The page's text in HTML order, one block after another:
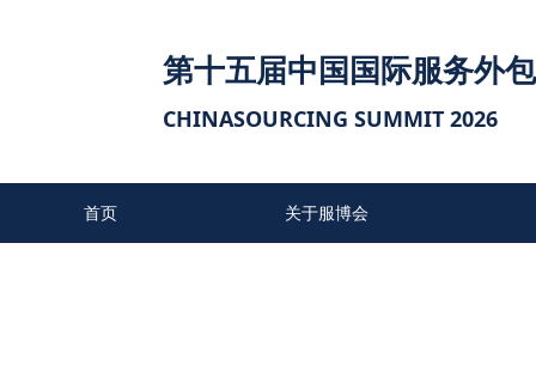
第十五届中国国际服务外
CHINASOURCING SUMMIT 2026
首页 关于服博会